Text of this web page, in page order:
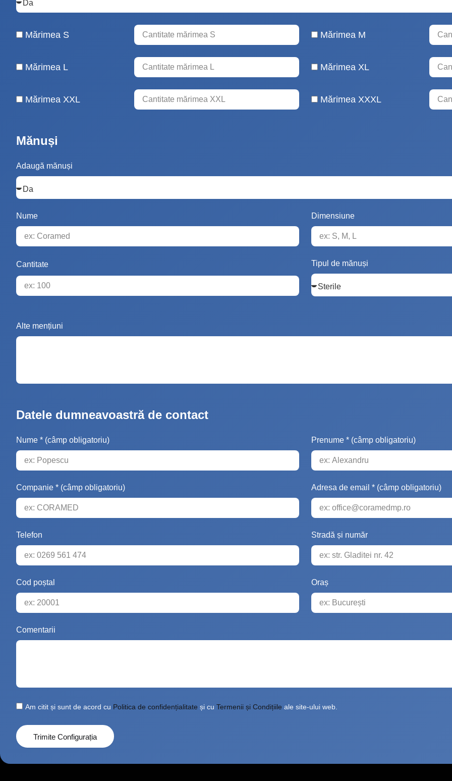
Mărimea S Mărimea M
Mărimea L Mărimea XL
Mărimea XXL Mărimea XXXL
Mănuși
Adaugă mănuși
Nume Dimensiune
Cantitate Tipul de mănuși
Alte mențiuni
Datele dumneavoastră de contact
Nume * (câmp obligatoriu) Prenume * (câmp obligatoriu)
Companie * (câmp obligatoriu) Adresa de email * (câmp obligatoriu)
Telefon Stradă și număr
Cod poștal Oraș
Comentarii
Am citit și sunt de acord cu Politica de confidențialitate și cu Termenii și Condițiile ale site-ului web.
Trimite Configurația